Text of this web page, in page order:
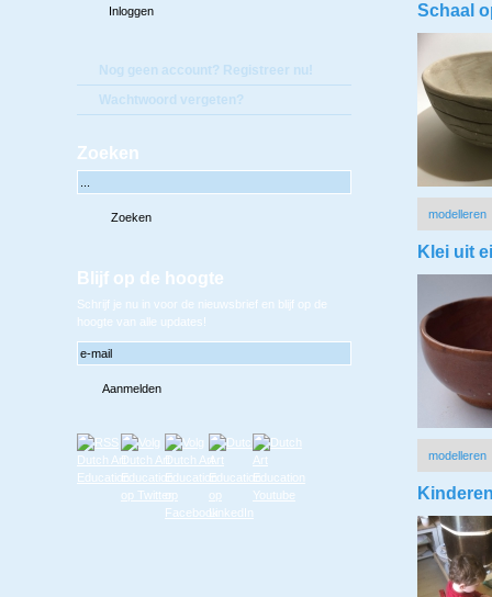
Nog geen account? Registreer nu!
Wachtwoord vergeten?
Zoeken
Blijf op de hoogte
Schrijf je nu in voor de nieuwsbrief en blijf op de
hoogte van alle updates!
Schaal
modelleren
Klei uit
modelleren